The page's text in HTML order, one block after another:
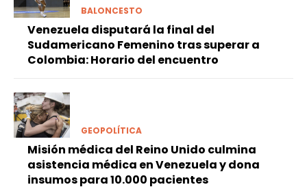
BALONCESTO
Venezuela disputará la final del
Sudamericano Femenino tras superar a
Colombia: Horario del encuentro
GEOPOLÍTICA
Misión médica del Reino Unido culmina
asistencia médica en Venezuela y dona
insumos para 10.000 pacientes